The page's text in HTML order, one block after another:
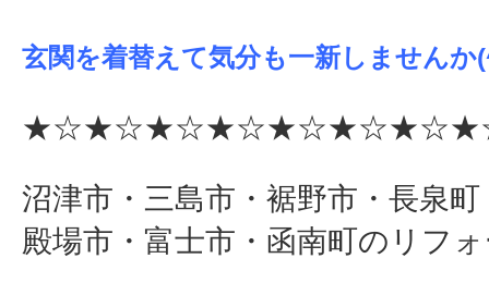
玄関を着替えて気分も一新しませんか
沼津市・三島市・裾野市・長泉
殿場市・富士市・函南町のリフ